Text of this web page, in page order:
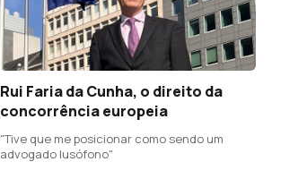
Rui Faria da Cunha, o direito da
concorrência europeia
"Tive que me posicionar como sendo um
advogado lusófono"